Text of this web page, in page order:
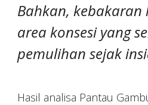
Bahkan,
area konsesi yang
pemulihan sejak
Hasil analisa Pantau